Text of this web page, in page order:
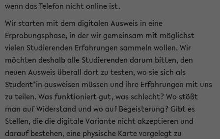
wenn das Telefon nicht online ist.
Wir starten mit dem digitalen Ausweis in eine
Erprobungsphase, in der wir gemeinsam mit möglichst
vielen Studierenden Erfahrungen sammeln wollen. Wir
möchten deshalb alle Studierenden darum bitten, den
neuen Ausweis überall dort zu testen, wo sie sich als
Student*in ausweisen müssen und ihre Erfahrungen mit uns
zu teilen. Was funktioniert gut, was schlecht? Wo stößt
man auf Widerstand und wo auf Begeisterung? Gibt es
Stellen, die die digitale Variante nicht akzeptieren und
darauf bestehen, eine physische Karte vorgelegt zu